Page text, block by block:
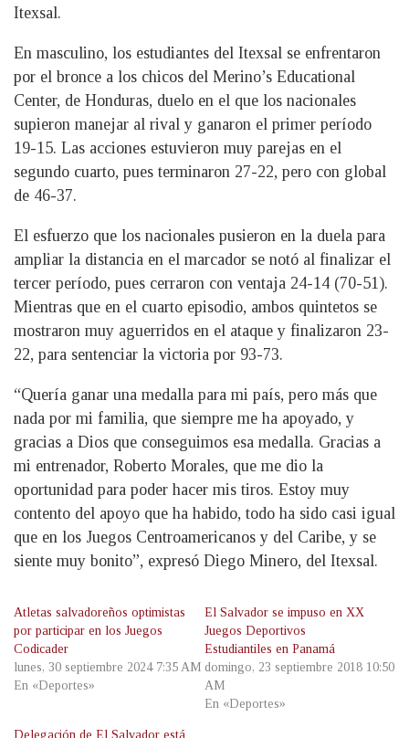
Itexsal.
En masculino, los estudiantes del Itexsal se enfrentaron
por el bronce a los chicos del Merino’s Educational
Center, de Honduras, duelo en el que los nacionales
supieron manejar al rival y ganaron el primer período
19-15. Las acciones estuvieron muy parejas en el
segundo cuarto, pues terminaron 27-22, pero con global
de 46-37.
El esfuerzo que los nacionales pusieron en la duela para
ampliar la distancia en el marcador se notó al finalizar el
tercer período, pues cerraron con ventaja 24-14 (70-51).
Mientras que en el cuarto episodio, ambos quintetos se
mostraron muy aguerridos en el ataque y finalizaron 23-
22, para sentenciar la victoria por 93-73.
“Quería ganar una medalla para mi país, pero más que
nada por mi familia, que siempre me ha apoyado, y
gracias a Dios que conseguimos esa medalla. Gracias a
mi entrenador, Roberto Morales, que me dio la
oportunidad para poder hacer mis tiros. Estoy muy
contento del apoyo que ha habido, todo ha sido casi igual
que en los Juegos Centroamericanos y del Caribe, y se
siente muy bonito”, expresó Diego Minero, del Itexsal.
Atletas salvadoreños optimistas
por participar en los Juegos
Codicader
lunes, 30 septiembre 2024 7:35 AM
En «Deportes»
El Salvador se impuso en XX
Juegos Deportivos
Estudiantiles en Panamá
domingo, 23 septiembre 2018 10:50
AM
En «Deportes»
Delegación de El Salvador está